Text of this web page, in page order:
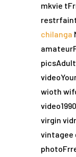
mkvie
chilanga
wioth
virgin
vintagee